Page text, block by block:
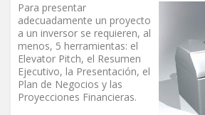
Para presentar
adecuadamente un proyecto
a un inversor se requieren, al
menos, 5 herramientas: el
Elevator Pitch, el Resumen
Ejecutivo, la Presentación, el
Plan de Negocios y las
Proyecciones Financieras.